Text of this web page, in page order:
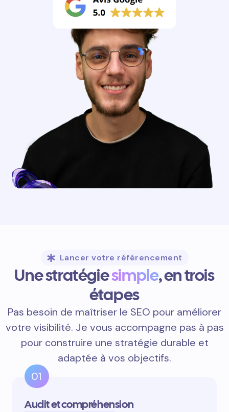
Lancer votre référencement
Une stratégiesimple, en trois
étapes
Pas besoin de maîtriser le SEO pour améliorer
votre visibilité. Je vous accompagne pas à pas
pour construire une stratégie durable et
adaptée à vos objectifs.
01
Audit et compréhension